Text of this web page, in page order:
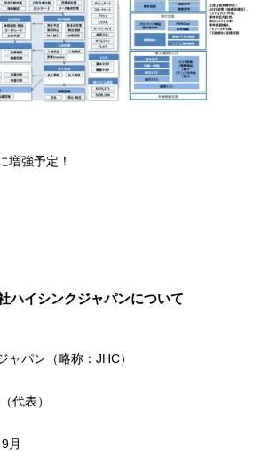
増強予定！
ハイシンクジャパンについて
ャパン（略称：JHC）
代表）
月